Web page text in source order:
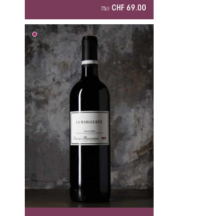
75cl CHF 69.00